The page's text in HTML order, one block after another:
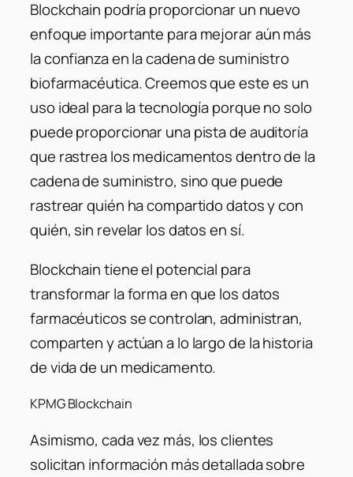
Blockchain podría proporcionar un nuevo
enfoque importante para mejorar aún más
la confianza en la cadena de suministro
biofarmacéutica. Creemos que este es un
uso ideal para la tecnología porque no solo
puede proporcionar una pista de auditoría
que rastrea los medicamentos dentro de la
cadena de suministro, sino que puede
rastrear quién ha compartido datos y con
quién, sin revelar los datos en sí.
Blockchain tiene el potencial para
transformar la forma en que los datos
farmacéuticos se controlan, administran,
comparten y actúan a lo largo de la historia
de vida de un medicamento.
KPMG Blockchain
Asimismo, cada vez más, los clientes
solicitan información más detallada sobre